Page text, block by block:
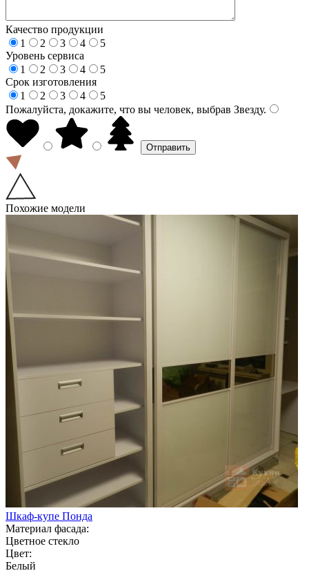
Качество продукции
1
2 3 4
5
Уровень сервиса
1
2 3 4
5
Срок изготовления
1
2 3 4
5
Пожалуйста, докажите, что вы человек, выбрав Звезду.
Похожие модели
Шкаф-купе Понда
Материал фасада:
Цветное стекло
Цвет:
Белый